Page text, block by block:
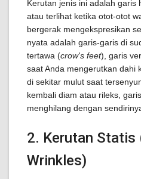
Kerutan jenis ini adalah garis
atau terlihat ketika otot-otot
bergerak mengekspresikan
nyata adalah garis-garis di
tertawa (crow's feet), garis
saat Anda mengerutkan dahi
di sekitar mulut saat
kembali diam atau rileks,
menghilang dengan
2. Kerutan Statis
Wrinkles)